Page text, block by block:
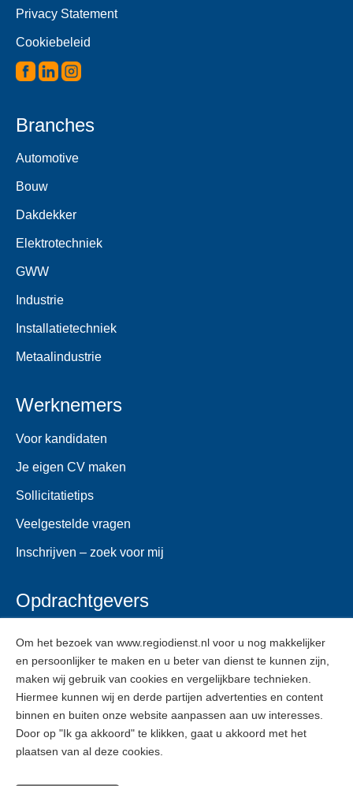
Privacy Statement
Cookiebeleid
Branches
Automotive
Bouw
Dakdekker
Elektrotechniek
GWW
Industrie
Installatietechniek
Metaalindustrie
Werknemers
Voor kandidaten
Je eigen CV maken
Sollicitatietips
Veelgestelde vragen
Inschrijven – zoek voor mij
Opdrachtgevers
Veelgestelde vragen
Inschrijven
ZZPers
Om het bezoek van www.regiodienst.nl voor u nog makkelijker
en persoonlijker te maken en u beter van dienst te kunnen zijn,
maken wij gebruik van cookies en vergelijkbare technieken.
Hiermee kunnen wij en derde partijen advertenties en content
binnen en buiten onze website aanpassen aan uw interesses.
Door op "Ik ga akkoord" te klikken, gaat u akkoord met het
plaatsen van al deze cookies.